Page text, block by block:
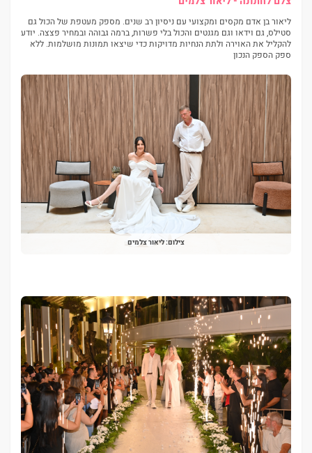
ליאור בן אדם מקסים ומקצועי עם ניסיון רב שנים. מספק מעטפת של הכול גם
סטילס, גם וידאו וגם מגנטים והכול בלי פשרות, ברמה גבוהה ובמחיר פצצה. יודע
להקליל את האוירה ולתת הנחיות מדויקות כדי שיצאו תמונות מושלמות. ללא
ספק הספק הנכון
צילום: ליאור צלמים